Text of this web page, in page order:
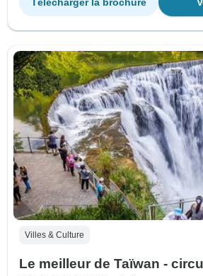
Villes & Culture
Le meilleur de Taïwan -